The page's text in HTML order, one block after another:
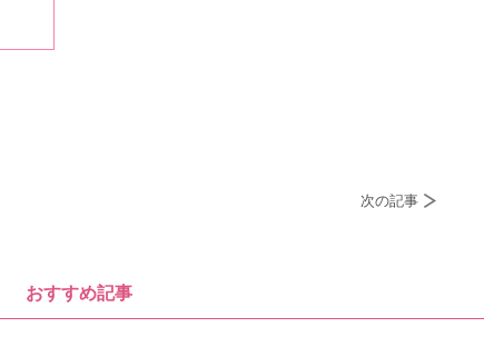
次の記事
おすすめ記事